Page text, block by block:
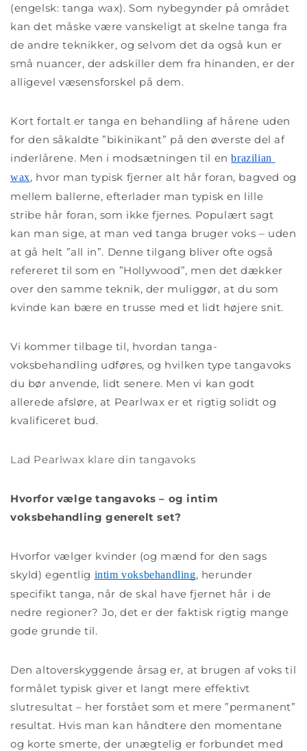
(engelsk: tanga wax). Som nybegynder på området
kan det måske være vanskeligt at skelne tanga fra
de andre teknikker, og selvom det da også kun er
små nuancer, der adskiller dem fra hinanden, er der
alligevel væsensforskel på dem.
Kort fortalt er tanga en behandling af hårene uden
for den såkaldte ”bikinikant” på den øverste del af
inderlårene. Men i modsætningen til enbrazilian
wax, hvor man typisk fjerner alt hår foran, bagved og
mellem ballerne, efterlader man typisk en lille
stribe hår foran, som ikke fjernes. Populært sagt
kan man sige, at man ved tanga bruger voks – uden
at gå helt ”all in”. Denne tilgang bliver ofte også
refereret til som en ”Hollywood”, men det dækker
over den samme teknik, der muliggør, at du som
kvinde kan bære en trusse med et lidt højere snit.
Vi kommer tilbage til, hvordan tanga-
voksbehandling udføres, og hvilken type tangavoks
du bør anvende, lidt senere. Men vi kan godt
allerede afsløre, at Pearlwax er et rigtig solidt og
kvalificeret bud.
Lad Pearlwax klare din tangavoks
Hvorfor vælge tangavoks – og intim
voksbehandling generelt set?
Hvorfor vælger kvinder (og mænd for den sags
skyld) egentlig intim voksbehandling, herunder
specifikt tanga, når de skal have fjernet hår i de
nedre regioner? Jo, det er der faktisk rigtig mange
gode grunde til.
Den altoverskyggende årsag er, at brugen af voks til
formålet typisk giver et langt mere effektivt
slutresultat – her forstået som et mere ”permanent”
resultat. Hvis man kan håndtere den momentane
og korte smerte, der unægtelig er forbundet med